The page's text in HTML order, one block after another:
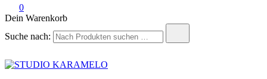
0
Dein Warenkorb
Suche nach: